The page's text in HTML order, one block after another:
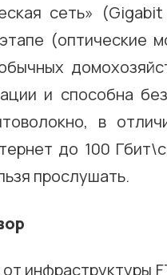
сеть»
и способна
в
до 100
прослушать.
инфраструктуры